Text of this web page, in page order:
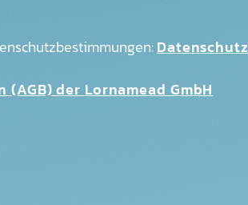
Datenschutz
der Lornamead GmbH